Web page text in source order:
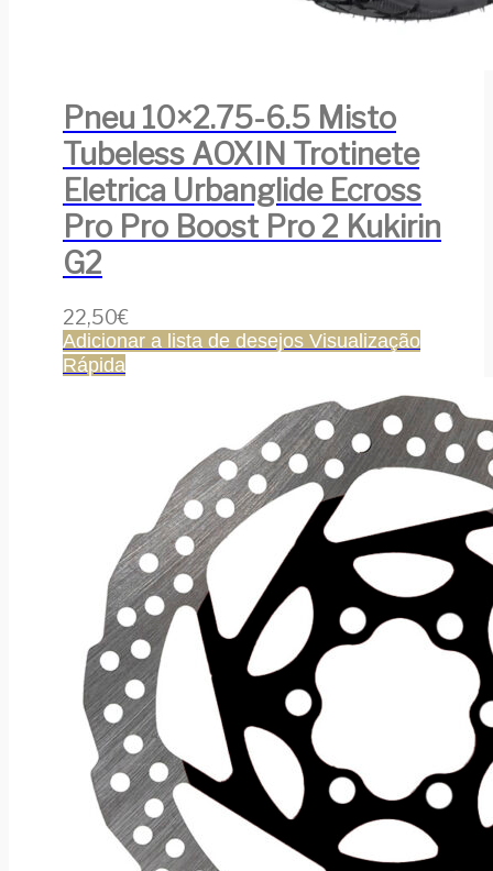
Pneu 10×2.75-6.5 Misto
Tubeless AOXIN Trotinete
Eletrica Urbanglide Ecross
Pro Pro Boost Pro 2 Kukirin
G2
22,50€
Adicionar a lista de desejos Visualização
Rápida